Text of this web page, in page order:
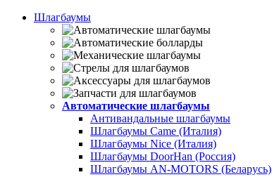
Шлагбаумы
Автоматические шлагбаумы
Антивандальные шлагбаумы
Шлагбаумы Came (Италия)
Шлагбаумы Nice (Италия)
Шлагбаумы DoorHan (Россия)
Шлагбаумы AN-MOTORS (Беларусь)